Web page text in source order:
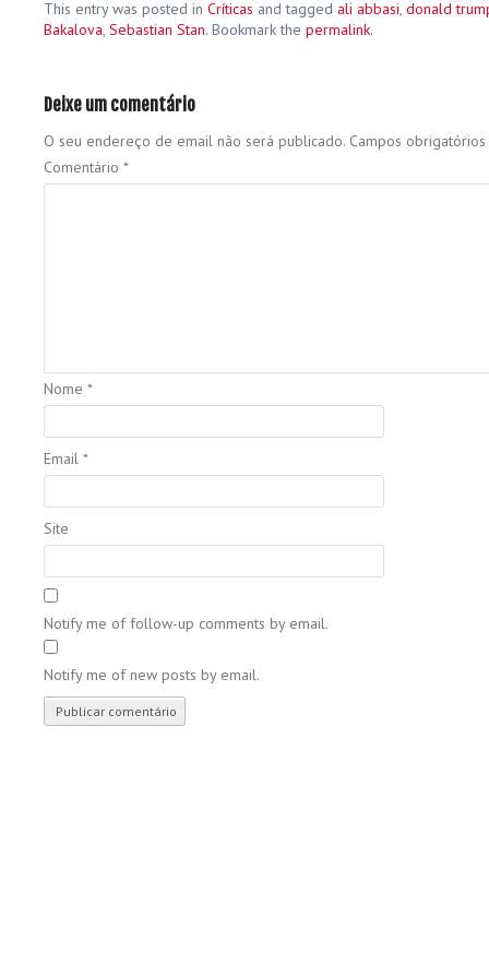
This entry was posted in Críticas and tagged ali abbasi, donald
Bakalova, Sebastian Stan. Bookmark the permalink.
Deixe um comentário
O seu endereço de email não será publicado. Campos
Comentário *
Nome *
Email *
Site
Notify me of follow-up comments by email.
Notify me of new posts by email.